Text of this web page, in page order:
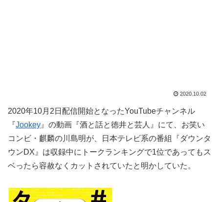
2020.10.02
2020年10月2日配信開始となったYouTubeチャンネル
『Jookey 』の動画『酒と話と徳井と芸人』にて、お笑い
コンビ・麒麟の川島明が、日本テレビ系の番組『ダウンタ
ウンDX』は収録中にトークランキングで1位であってもス
ベったら容赦なくカットされていたと明かしていた。